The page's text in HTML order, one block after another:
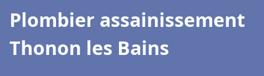
Plombier assainissement
Thonon les Bains